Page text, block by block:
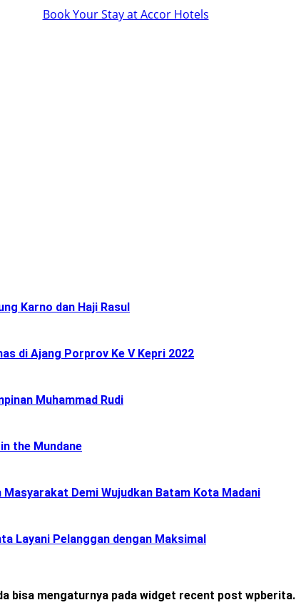
Karno dan Haji Rasul
di Ajang Porprov Ke V Kepri 2022
Muhammad Rudi
the Mundane
Demi Wujudkan Batam Kota Madani
Layani Pelanggan dengan Maksimal
bisa mengaturnya pada widget recent post wpberita.